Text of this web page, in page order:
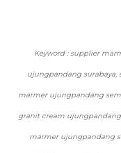
Keyword : supplier
ujungpandang
marmer ujungpandang
granit cream
marmer ujungpandang